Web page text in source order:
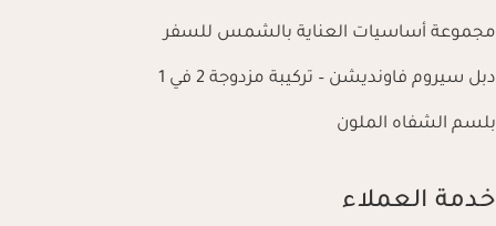
مجموعة أساسيات العناية بالشمس للسفر
دبل سيروم فاونديشن – تركيبة مزدوجة 2 في 1
بلسم الشفاه الملون
خدمة العملاء